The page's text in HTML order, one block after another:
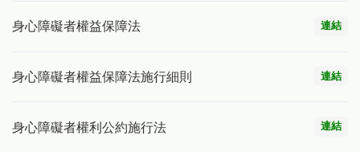
身心障礙者權益保障法 連結
身心障礙者權益保障法施行細則 連結
身心障礙者權利公約施行法 連結